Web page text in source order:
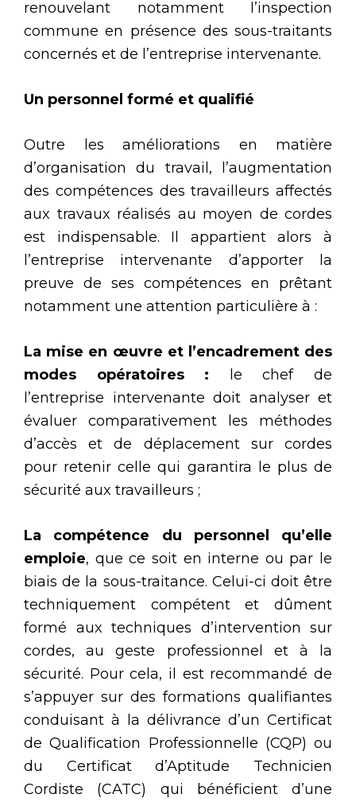
renouvelant notamment l’inspection
commune en présence des sous-traitants
concernés et de l’entreprise intervenante.
Un personnel formé et qualifié
Outre les améliorations en matière
d’organisation du travail, l’augmentation
des compétences des travailleurs affectés
aux travaux réalisés au moyen de cordes
est indispensable. Il appartient alors à
l’entreprise intervenante d’apporter la
preuve de ses compétences en prêtant
notamment une attention particulière à :
La mise en œuvre et l’encadrement des
modes opératoires : le chef de
l’entreprise intervenante doit analyser et
évaluer comparativement les méthodes
d’accès et de déplacement sur cordes
pour retenir celle qui garantira le plus de
sécurité aux travailleurs ;
La compétence du personnel qu’elle
emploie, que ce soit en interne ou par le
biais de la sous-traitance. Celui-ci doit être
techniquement compétent et dûment
formé aux techniques d’intervention sur
cordes, au geste professionnel et à la
sécurité. Pour cela, il est recommandé de
s’appuyer sur des formations qualifiantes
conduisant à la délivrance d’un Certificat
de Qualification Professionnelle (CQP) ou
du Certificat d’Aptitude Technicien
Cordiste (CATC) qui bénéficient d’une